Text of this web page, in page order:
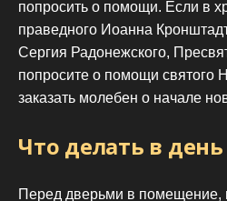
попросить о помощи. Если в
праведного Иоанна
Сергия Радонежского,
попросите о помощи святого
заказать молебен о начале
Что делать в
Перед дверьми в помещение,